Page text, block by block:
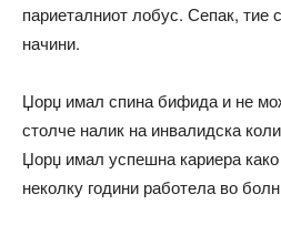
париеталниот лобус. Сепак, тие
начини.
Џорџ имал спина бифида и не
столче налик на инвалидска
Џорџ имал успешна кариера како
неколку години работела во